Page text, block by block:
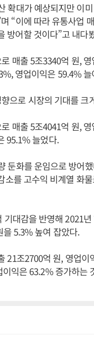
확대가 예상되지만 이
“이에 따라 유통사업
방어할 것이다”고 내다
매출 5조3340억 원,
영업이익은 59.4%
으로 시장의 기대를 크
매출 5조4041억 원,
95.1% 늘었다.
둔화를 운임으로 방어
소를 고수익 비계열 화
대감을 반영해 2021
5.3% 높여 잡았다.
21조2700억 원, 영업이
익은 63.2% 증가하는